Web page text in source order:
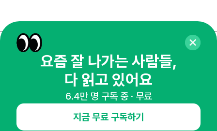
매주 화요일 아침,
마케팅 감각을 깨워 드릴게요!
65,043명의 마케터를 성장시키는 뉴스레터
요즘 잘 나가는 사람들,
다 읽고 있어요
6.4만 명 구독 중 · 무료
지금 무료 구독하기